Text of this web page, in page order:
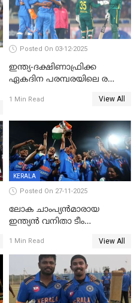
ടീമിനെ പ്രഖ്യാപിച്ചു
Posted On 03-12-2025
ഇന്ത്യ-ദക്ഷിണാഫ്രിക്ക
ഏകദിന പരമ്പരയിലെ രണ്ടാം
1 Min Read View All
KERALA
Posted On 27-11-2025
ലോക ചാംപ്യൻമാരായ
ഇന്ത്യൻ വനിതാ ടീം
മത്സരങ്ങൾ ​ഗ്രീൻഫീൽഡിൽ
1 Min Read View All